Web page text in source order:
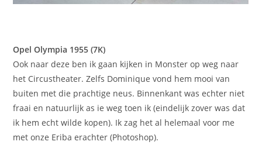
Opel Olympia 1955 (7K)
Ook naar deze ben ik gaan kijken in Monster op weg naar
het Circustheater. Zelfs Dominique vond hem mooi van
buiten met die prachtige neus. Binnenkant was echter niet
fraai en natuurlijk as ie weg toen ik (eindelijk zover was dat
ik hem echt wilde kopen). Ik zag het al helemaal voor me
met onze Eriba erachter (Photoshop).